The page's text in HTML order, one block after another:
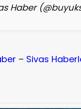
Haber
– Sivas